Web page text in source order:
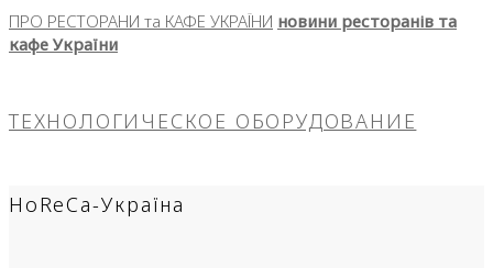
ПРО РЕСТОРАНИ та КАФЕ УКРАЇНИ новини ресторанів та
кафе України
ТЕХНОЛОГИЧЕСКОЕ ОБОРУДОВАНИЕ
HoReCa-Україна